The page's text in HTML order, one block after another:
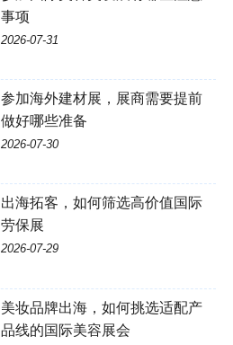
事项
2026-07-31
参加海外建材展，展商需要提前
做好哪些准备
2026-07-30
出海拓客，如何筛选高价值国际
劳保展
2026-07-29
美妆品牌出海，如何挑选适配产
品线的国际美容展会